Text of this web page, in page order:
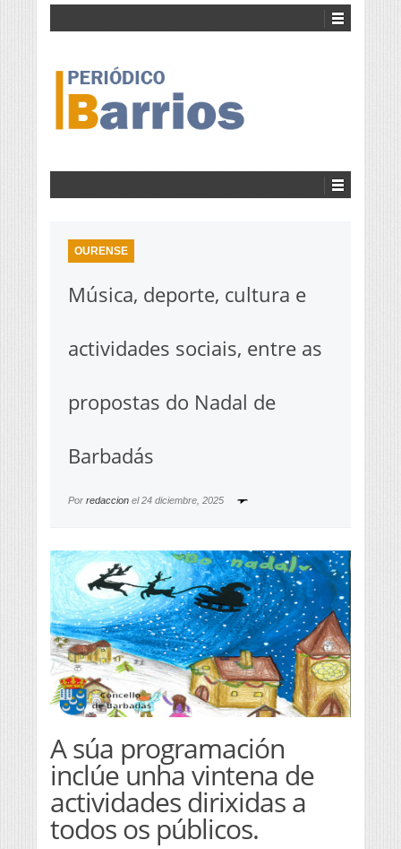
OURENSE
Música, deporte, cultura e
actividades sociais, entre as
propostas do Nadal de
Barbadás
Por redaccion el24 diciembre, 2025
A súa programación
inclúe unha vintena de
actividades dirixidas a
todos os públicos.